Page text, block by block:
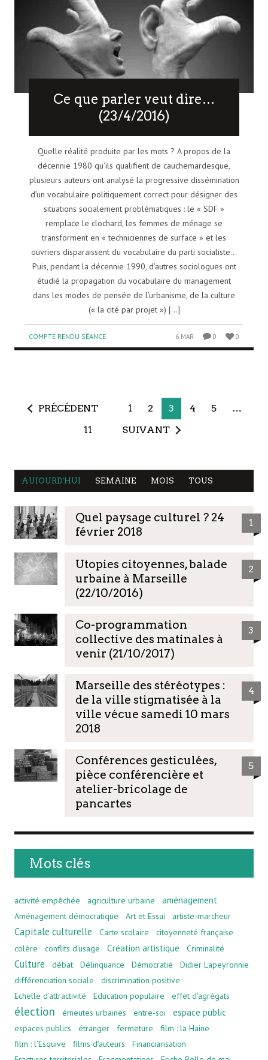
Ce que parler veut dire…
(23/4/2016)
Quelle réalité produite par les mots ? A propos de la
décennie 1980 qu’ils qualifient de cauchemardesque,
plusieurs auteurs ont analysé la progressive dissémination
d’un vocabulaire politiquement correct pour désigner des
situations socialement problématiques : le « SDF »
remplace le clochard, les femmes de ménage se
transforment en « techniciennes de surface » et les
ouvriers disparaissent du vocabulaire du parti socialiste…
Puis, pendant la décennie 1990, d’autres sociologues ont
étudié la propagation du vocabulaire du management
dans les modes de pensée de l’urbanisme, de la culture
(« la cité par projet ») [...]
COMPTE RENDU SÉANCE 6 MAR 0 0
PRÉCÉDENT 1 2 3 4 5
…
11
SUIVANT
AUJOURD'HUI SEMAINE MOIS TOUS
Quel paysage culturel ? 24
février 2018
1
Utopies citoyennes, balade
urbaine à Marseille
(22/10/2016)
2
Co-programmation
collective des matinales à
venir (21/10/2017)
3
Marseille des stéréotypes :
de la ville stigmatisée à la
ville vécue samedi 10 mars
2018
4
Conférences gesticulées,
pièce conférencière et
atelier-bricolage de
pancartes
5
Mots clés
activité empêchée agriculture urbaine aménagement
Aménagement démocratique Art et Essai artiste-marcheur
Capitale culturelle Carte scolaire
citoyenneté française
colère
conflits d'usage Création artistique Criminalité
Culture débat Délinquance Démocratie
Didier Lapeyronnie
différenciation sociale
discrimination positive
Echelle d’attractivité
Education populaire effet d'agrégats
élection émeutes urbaines entre-soi espace public
espaces publics étranger fermeture
film : la Haine
film : l’Esquive
films d'auteurs
Financiarisation